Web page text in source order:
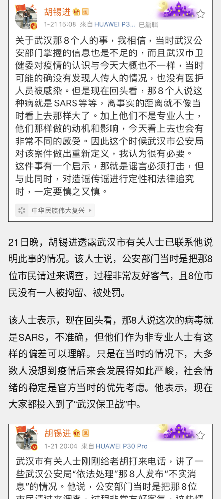
21日晚，胡锡进透露武汉市有关人士已联系他说
明此事的情况。该人士说，公安部门当时是把那8
位市民请过来调查，过程非常友好客气，且8位市
民没有一人被拘留、被处罚。
该人士表示，现在回头看，那8人说这次的病毒就
是SARS，不准确，但他们作为非专业人士有这
样的偏差可以理解。只是在当时的情况下，大多
数人没想到疫情后来会发展得如此严峻，社会情
绪的稳定是官方当时的优先考虑。他表示，现在
大家都投入到了“武汉保卫战”中。